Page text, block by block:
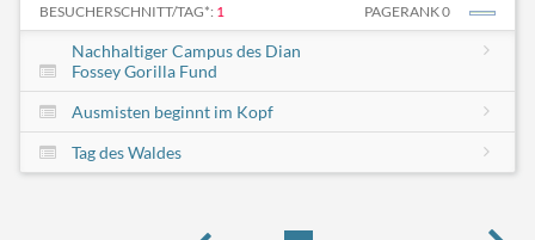
BESUCHERSCHNITT/TAG*: 1 PAGERANK 0
Nachhaltiger Campus des Dian
Fossey Gorilla Fund
Ausmisten beginnt im Kopf
Tag des Waldes